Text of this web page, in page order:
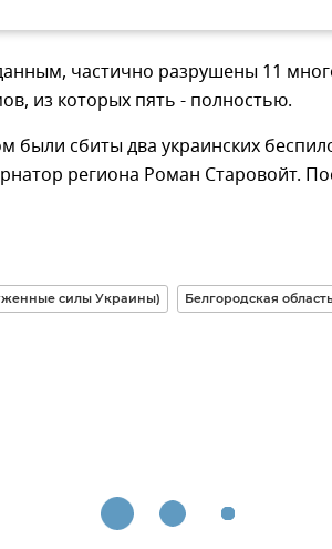
частично разрушены 11
из которых пять - полностью.
были сбиты два украинских
региона Роман Старовойт.
силы Украины) Белгородская область